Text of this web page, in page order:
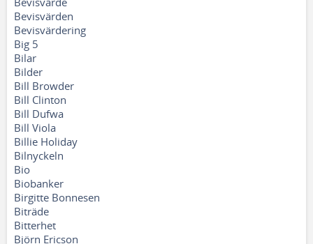
Bevisvärden
Bevisvärdering
Big 5
Bilar
Bilder
Bill Browder
Bill Clinton
Bill Dufwa
Bill Viola
Billie Holiday
Bilnyckeln
Bio
Biobanker
Birgitte Bonnesen
Biträde
Bitterhet
Björn Ericson